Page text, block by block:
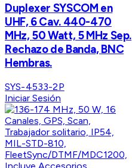
Duplexer SYSCOM en
UHF, 6 Cav. 440-470
MHz, 50 Watt, 5 MHz Sep.
Rechazo de Banda, BNC
Hembras.
SYS-4533-2P
Iniciar Sesión